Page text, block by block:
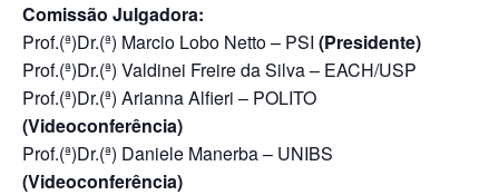
Comissão Julgadora:
Prof.(ª)Dr.(ª) Marcio Lobo Netto – PSI (Presidente)
Prof.(ª)Dr.(ª) Valdinei Freire da Silva – EACH/USP
Prof.(ª)Dr.(ª) Arianna Alfieri – POLITO
(Videoconferência)
Prof.(ª)Dr.(ª) Daniele Manerba – UNIBS
(Videoconferência)